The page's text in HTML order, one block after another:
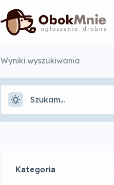
Wyniki wyszukiwania
Kategoria